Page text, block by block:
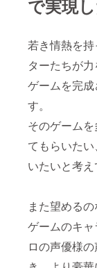
で実現
若き情熱を
ターたちが力
ゲームを完成
す。
そのゲーム
てもらいた
いたいと考え
また望める
ゲームのキ
ロの声優様